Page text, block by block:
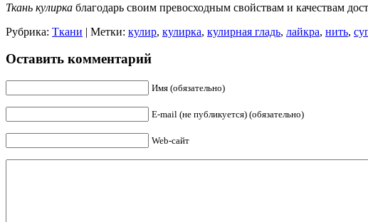
Ткань кулирка благодарь своим превосходным свойствам и качествам
Рубрика: Ткани | Метки: кулир, кулирка, кулирная гладь, лайкра, нить,
Оставить комментарий
Имя (обязательно)
E-mail (не публикуется) (обязательно)
Web-сайт